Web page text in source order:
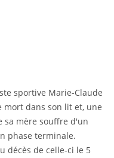
sportive Marie-Claude
mort dans son lit et, une
sa mère souffre d'un
phase terminale.
décès de celle-ci le 5